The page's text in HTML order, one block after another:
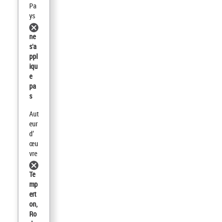
Pa
ys
ne
s'a
ppl
iqu
e
pa
s
Aut
eur
d’
œu
vre
Te
mp
ert
on,
Ro